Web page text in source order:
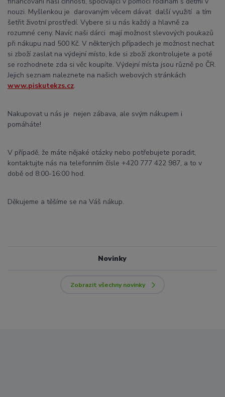
Novinky
Zobrazit všechny novinky
nouzi. Myšlenkou je darovaným věcem dávat další využití a tím
šetřit životní prostředí. Vybere si u nás každý a hlavně za
rozumné ceny. Navíc naši dárci mají možnost slevových poukazů
při nákupu nad 500 Kč. V některých případech je možnost nechat
si zboží zaslat na výdejní místo, kde si zboží zkontrolujete a poté
se rozhodnete zda si věc koupíte. Výdejní místa jsou různě po ČR.
Jejich seznam naleznete na našich webových stránkách
www.piskutekzs.cz.
Nakupovat u nás je nejen zábava, ale svým nákupem i
pomáháte!
V případě, že máte nějaké otázky nebo potřebujete poradit,
kontaktujte nás na telefonním čísle +420 777 422 987, a to v
době od 8:00-16:00 hod.
Děkujeme a těšíme se na Váš nákup.